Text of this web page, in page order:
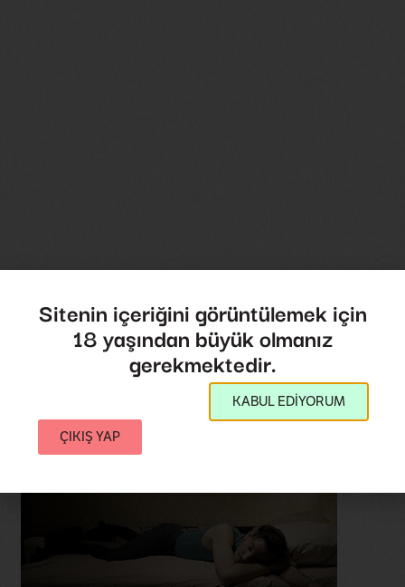
Sitenin içeriğini görüntülemek için
18 yaşından büyük olmanız
gerekmektedir.
KABUL EDİYORUM
ÇIKIŞ YAP